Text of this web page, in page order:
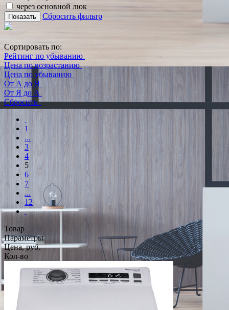
через основной люк
Показать Сбросить фильтр
Сортировать по:
Рейтинг по убыванию
Цена по возрастанию
Цена по убыванию
От А до Я
От Я до А
Сбросить
1
...
3
4
5
6
7
...
12
Товар
Параметры
Цена, руб.
Кол-во